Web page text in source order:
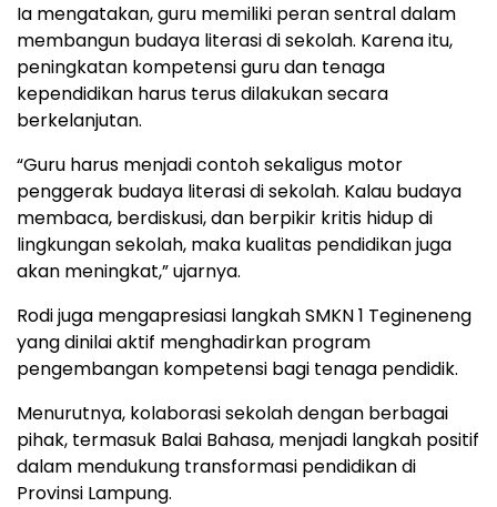
Ia mengatakan, guru memiliki peran sentral dalam
membangun budaya literasi di sekolah. Karena itu,
peningkatan kompetensi guru dan tenaga
kependidikan harus terus dilakukan secara
berkelanjutan.
“Guru harus menjadi contoh sekaligus motor
penggerak budaya literasi di sekolah. Kalau budaya
membaca, berdiskusi, dan berpikir kritis hidup di
lingkungan sekolah, maka kualitas pendidikan juga
akan meningkat,” ujarnya.
Rodi juga mengapresiasi langkah SMKN 1 Tegineneng
yang dinilai aktif menghadirkan program
pengembangan kompetensi bagi tenaga pendidik.
Menurutnya, kolaborasi sekolah dengan berbagai
pihak, termasuk Balai Bahasa, menjadi langkah positif
dalam mendukung transformasi pendidikan di
Provinsi Lampung.